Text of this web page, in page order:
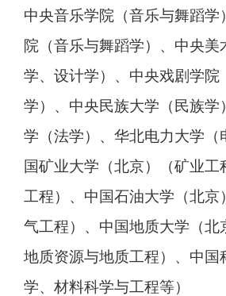
中央音乐学院（音乐与舞蹈学
院（音乐与舞蹈学）、中央美
学、设计学）、中央戏剧学院
学）、中央民族大学（民族学
学（法学）、华北电力大学（
国矿业大学（北京）（矿业工
工程）、中国石油大学（北京
气工程）、中国地质大学（北
地质资源与地质工程）、中国
学、材料科学与工程等）